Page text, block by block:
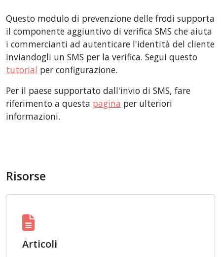
Questo modulo di prevenzione delle frodi supporta
il componente aggiuntivo di verifica SMS che aiuta
i commercianti ad autenticare l'identità del cliente
inviandogli un SMS per la verifica. Segui questo
tutorial per configurazione.
Per il paese supportato dall'invio di SMS, fare
riferimento a questa pagina per ulteriori
informazioni.
Risorse
Articoli